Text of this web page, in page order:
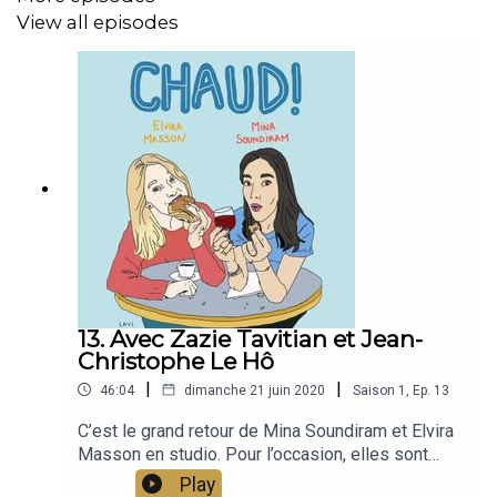
Théophile Pourriat, son associé. Un projet responsable,
engagé et féministe.
Nora Bouazzouni : https://nora.bz
Bertrand Grébaut : http://www.septime-charonne.fr
Un podcast de Ground Control, animé par Mina
Soundiram et Elvira Masson.
Pour ne pas rater le prochain épisode, abonnez-vous sur
et toutes vos plateformes d’écoute habituelles.
View all episodes
13. Avec Zazie Tavitian et Jean-
Christophe Le Hô
46:04 | dimanche 21 juin 2020 | Saison 1 Ep. 13
C’est le grand retour de Mina Soundiram et Elvira
Masson en studio. Pour l’occasion, elles sont
heureuses de recevoir : - Zazie Tavitian :
Play